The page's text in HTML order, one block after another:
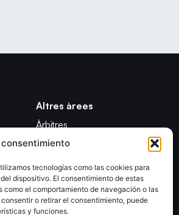
tecnologías como las cookies para
dispositivo. El consentimiento de estas
el comportamiento de navegación o las
o retirar el consentimiento, puede
y funciones.
Altres àrees
Àrbitres
Formació
Notícies
Adreces de contacte